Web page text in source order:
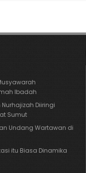
Ibadah
Nurhajizah Diiringi
Sumut
Undang Wartawan di
itu Biasa Dinamika